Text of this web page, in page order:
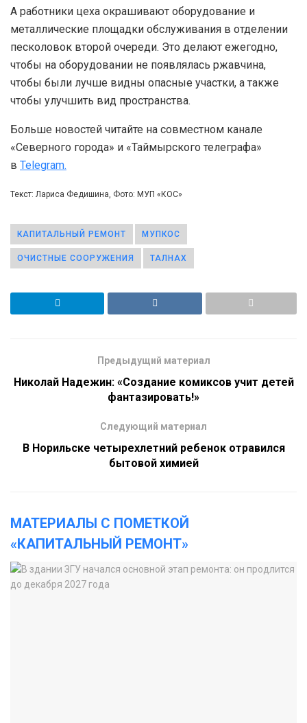
А работники цеха окрашивают оборудование и
металлические площадки обслуживания в отделении
песколовок второй очереди. Это делают ежегодно,
чтобы на оборудовании не появлялась ржавчина,
чтобы были лучше видны опасные участки, а также
чтобы улучшить вид пространства.
Больше новостей читайте на совместном канале
«Северного города» и «Таймырского телеграфа»
в Telegram.
Текст: Лариса Федишина, Фото: МУП «КОС»
КАПИТАЛЬНЫЙ РЕМОНТ МУПКОС
ОЧИСТНЫЕ СООРУЖЕНИЯ ТАЛНАХ
Предыдущий материал
Николай Надежин: «Создание комиксов учит детей
фантазировать!»
Следующий материал
В Норильске четырехлетний ребенок отравился
бытовой химией
МАТЕРИАЛЫ С ПОМЕТКОЙ
«КАПИТАЛЬНЫЙ РЕМОНТ»